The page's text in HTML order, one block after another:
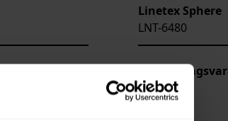
Linetex Sphere
LNT-6480